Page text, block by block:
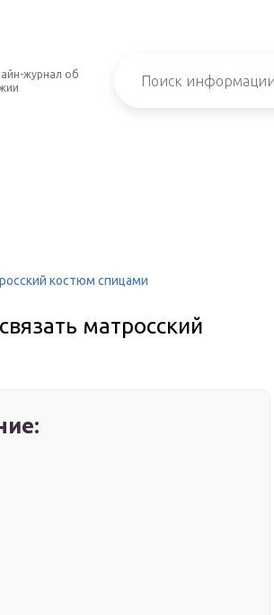
журнал об
костюм спицами
матросский